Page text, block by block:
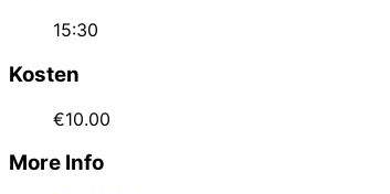
15:30
Kosten
€10.00
More Info